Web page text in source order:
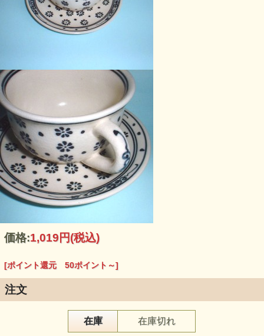
価格:1,019円(税込)
[ポイント還元 50ポイント～]
注文
在庫 在庫切れ